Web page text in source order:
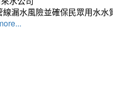
漏水風險並確保民眾用水